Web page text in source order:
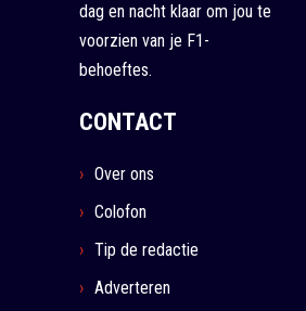
dag en nacht klaar om jou te
voorzien van je F1-
behoeftes.
CONTACT
Over ons
Colofon
Tip de redactie
Adverteren